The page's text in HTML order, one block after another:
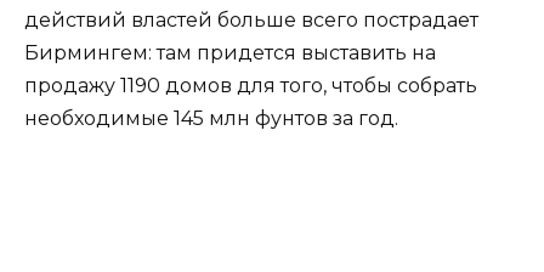
действий властей больше всего пострадает
Бирмингем: там придется выставить на
продажу 1190 домов для того, чтобы собрать
необходимые 145 млн фунтов за год.